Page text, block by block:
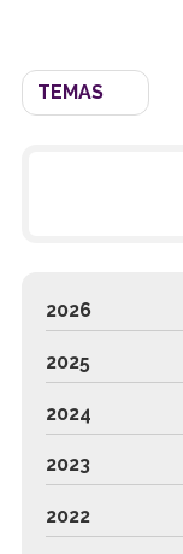
TEMAS
2026
2025
2024
2023
2022